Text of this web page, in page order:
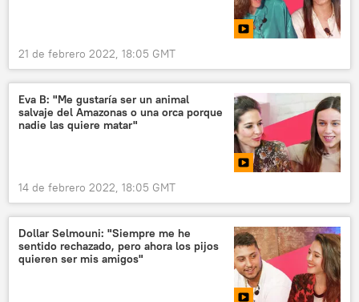
21 de febrero 2022, 18:05 GMT
Eva B: "Me gustaría ser un animal
salvaje del Amazonas o una orca porque
nadie las quiere matar"
14 de febrero 2022, 18:05 GMT
Dollar Selmouni: "Siempre me he
sentido rechazado, pero ahora los pijos
quieren ser mis amigos"